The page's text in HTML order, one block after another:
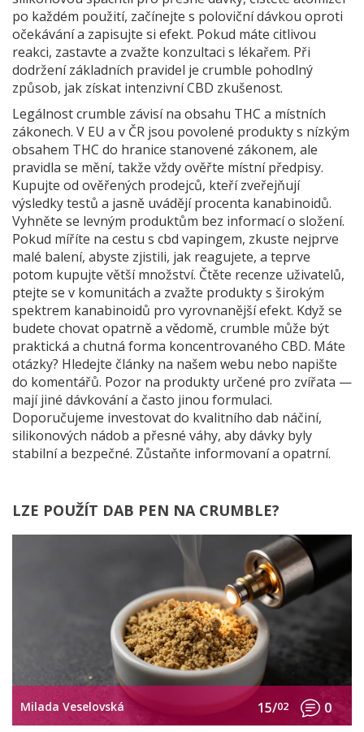
po každém použití, začínejte s poloviční dávkou oproti
očekávání a zapisujte si efekt. Pokud máte citlivou
reakci, zastavte a zvažte konzultaci s lékařem. Při
dodržení základních pravidel je crumble pohodlný
způsob, jak získat intenzivní CBD zkušenost.
Legálnost crumble závisí na obsahu THC a místních
zákonech. V EU a v ČR jsou povolené produkty s nízkým
obsahem THC do hranice stanovené zákonem, ale
pravidla se mění, takže vždy ověřte místní předpisy.
Kupujte od ověřených prodejců, kteří zveřejňují
výsledky testů a jasně uvádějí procenta kanabinoidů.
Vyhněte se levným produktům bez informací o složení.
Pokud míříte na cestu s cbd vapingem, zkuste nejprve
malé balení, abyste zjistili, jak reagujete, a teprve
potom kupujte větší množství. Čtěte recenze uživatelů,
ptejte se v komunitách a zvažte produkty s širokým
spektrem kanabinoidů pro vyrovnanější efekt. Když se
budete chovat opatrně a vědomě, crumble může být
praktická a chutná forma koncentrovaného CBD. Máte
otázky? Hledejte články na našem webu nebo napište
do komentářů. Pozor na produkty určené pro zvířata —
mají jiné dávkování a často jinou formulaci.
Doporučujeme investovat do kvalitního dab náčiní,
silikonových nádob a přesné váhy, aby dávky byly
stabilní a bezpečné. Zůstaňte informovaní a opatrní.
LZE POUŽÍT DAB PEN NA CRUMBLE?
Milada Veselovská 15/02 0